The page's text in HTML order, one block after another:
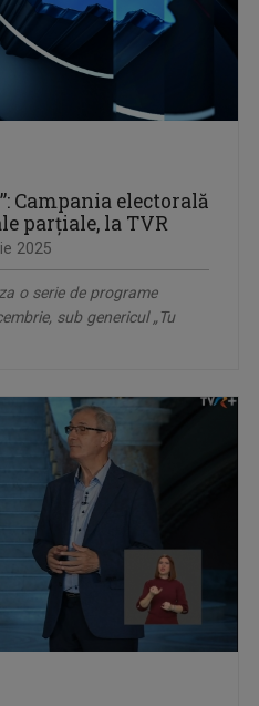
Campania electorală
parțiale, la TVR
2025
o serie de programe
sub genericul „Tu